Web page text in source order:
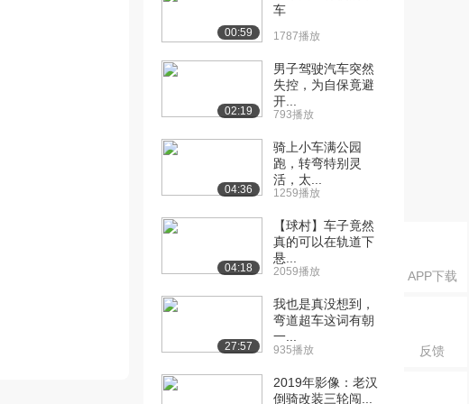
APP下载
反馈
00:59
车
1787播放
02:19
男子驾驶汽车突然
失控，为自保竟避
开...
793播放
04:36
骑上小车满公园
跑，转弯特别灵
活，太...
1259播放
04:18
【球村】车子竟然
真的可以在轨道下
悬...
2059播放
27:57
我也是真没想到，
弯道超车这词有朝
一...
935播放
2019年影像：老汉
倒骑改装三轮闯...